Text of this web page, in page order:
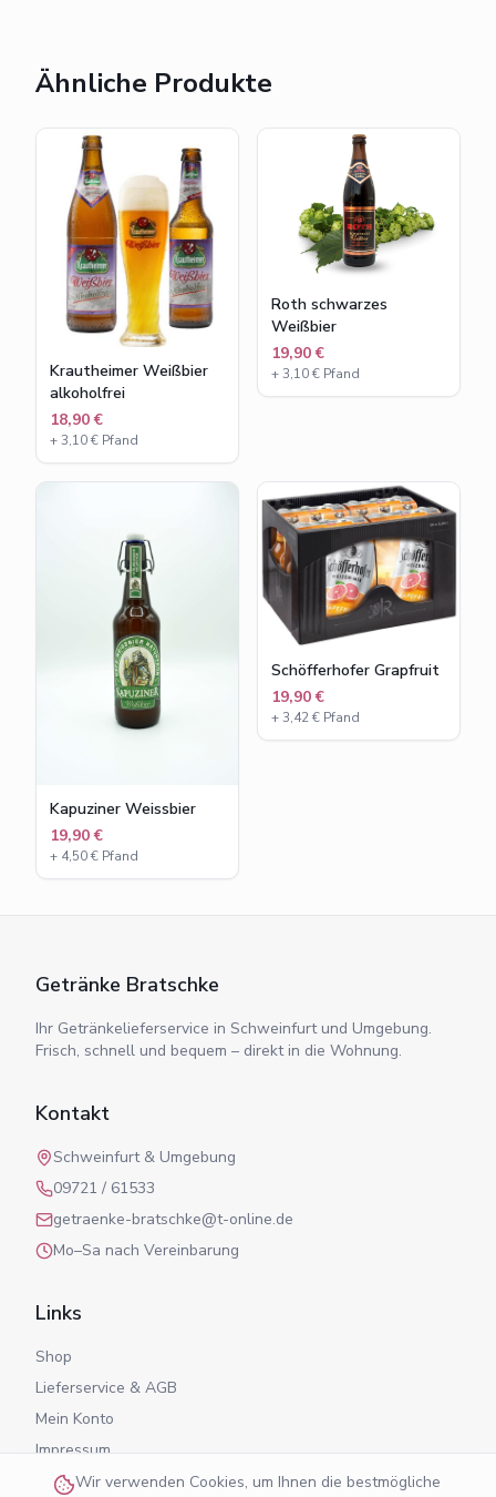
Wir verwenden Cookies, um Ihnen die bestmögliche
Ähnliche Produkte
Krautheimer Weißbier
alkoholfrei
18,90 €
+3,10€ Pfand
Roth schwarzes
Weißbier
19,90 €
+3,10€ Pfand
Kapuziner Weissbier
19,90 €
+ 4,50€ Pfand
Schöfferhofer Grapfruit
19,90 €
+3,42€ Pfand
Getränke Bratschke
Ihr Getränkelieferservice in Schweinfurt und Umgebung.
Frisch, schnell und bequem – direkt in die Wohnung.
Kontakt
Schweinfurt & Umgebung
09721 / 61533
getraenke-bratschke@t-online.de
Mo–Sa nach Vereinbarung
Links
Shop
Lieferservice & AGB
Mein Konto
Impressum
Datenschutz